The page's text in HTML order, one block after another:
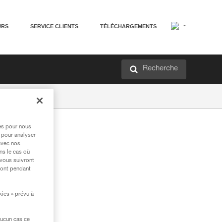
SERVICE CLIENTS TÉLÉCHARGEMENTS
Recherche
pour nous
analyser
nos
le cas où
suivront
pendant
» prévu à
cas ce